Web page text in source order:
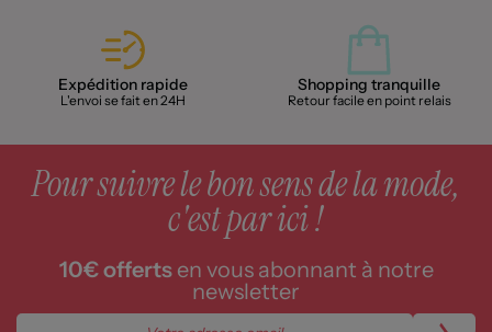
Expédition rapide
L'envoi se fait en 24H
Shopping tranquille
Retour facile en point relais
Pour suivre le bon sens de la mode,
c'est par ici !
10€ offertsen vous abonnant à notre
newsletter